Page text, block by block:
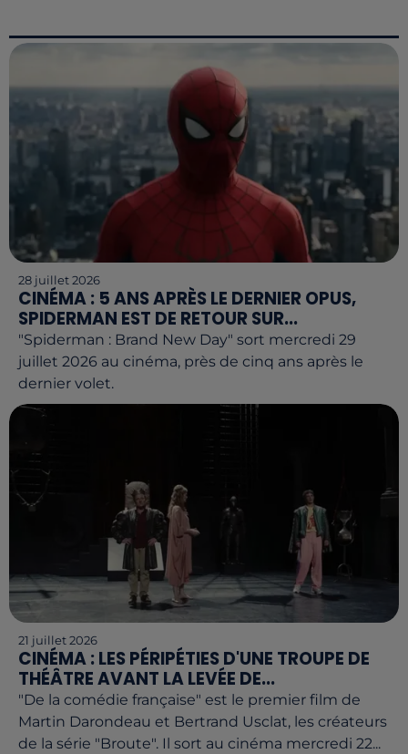
28 juillet 2026
CINÉMA : 5 ANS APRÈS LE DERNIER OPUS,
SPIDERMAN EST DE RETOUR SUR...
"Spiderman : Brand New Day" sort mercredi 29
juillet 2026 au cinéma, près de cinq ans après le
dernier volet.
21 juillet 2026
CINÉMA : LES PÉRIPÉTIES D'UNE TROUPE DE
THÉÂTRE AVANT LA LEVÉE DE...
"De la comédie française" est le premier film de
Martin Darondeau et Bertrand Usclat, les créateurs
de la série "Broute". Il sort au cinéma mercredi 22...